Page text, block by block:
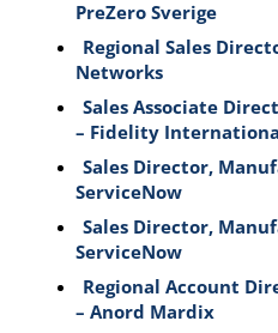
PreZero Sverige
Regional Sales
Networks
Sales Associate
– Fidelity
Sales Director,
ServiceNow
Sales Director,
ServiceNow
Regional Account
– Anord Mardix